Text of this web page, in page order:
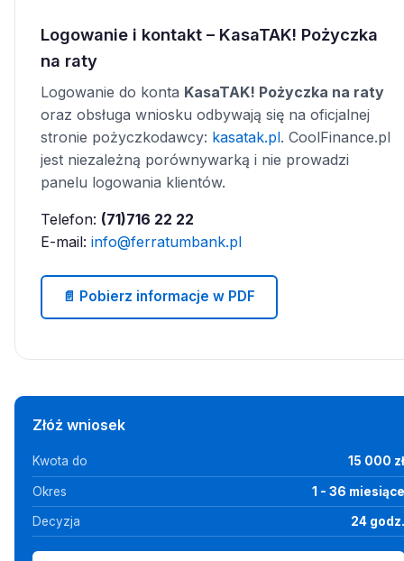
Logowanie i kontakt – KasaTAK! Pożyczka
na raty
Logowanie do konta KasaTAK! Pożyczka na raty
oraz obsługa wniosku odbywają się na oficjalnej
stronie pożyczkodawcy: kasatak.pl. CoolFinance.pl
jest niezależną porównywarką i nie prowadzi
panelu logowania klientów.
Telefon: (71)716 22 22
E-mail: info@ferratumbank.pl
📄 Pobierz informacje w PDF
Złóż wniosek
Kwota do 15 000 zł
Okres 1 - 36 miesiące
Decyzja 24 godz.